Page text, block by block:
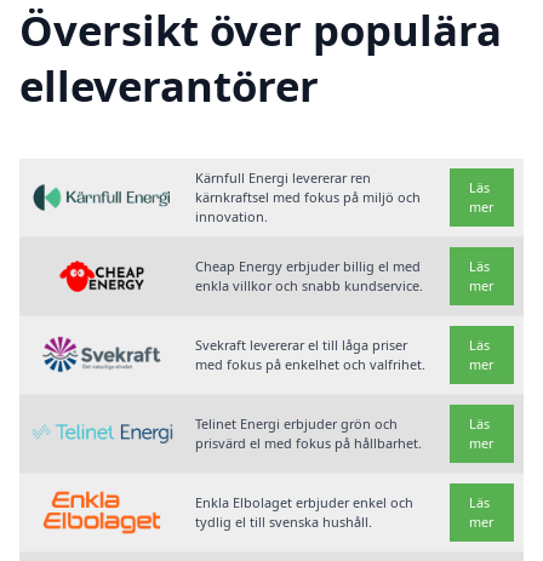
Översikt över populära
elleverantörer
Kärnfull Energi levererar ren
kärnkraftsel med fokus på miljö och
innovation.
Läs
mer
Cheap Energy erbjuder billig el med
enkla villkor och snabb kundservice.
Läs
mer
Svekraft levererar el till låga priser
med fokus på enkelhet och valfrihet.
Läs
mer
Telinet Energi erbjuder grön och
prisvärd el med fokus på hållbarhet.
Läs
mer
Enkla Elbolaget erbjuder enkel och
tydlig el till svenska hushåll.
Läs
mer